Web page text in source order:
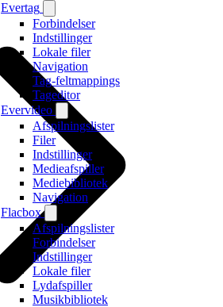
Evertag
Forbindelser
Indstillinger
Lokale filer
Navigation
Tag-feltmappings
Tageditor
Evervideo
Afspilningslister
Filer
Indstillinger
Medieafspiller
Mediebibliotek
Navigation
Flacbox
Afspilningslister
Forbindelser
Indstillinger
Lokale filer
Lydafspiller
Musikbibliotek